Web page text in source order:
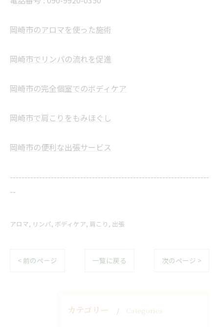
岡崎市のアロマを使った施術
岡崎市でリンパの流れを促進
岡崎市の完全個室でのボディケア
岡崎市で肩こりをもみほぐし
岡崎市の便利な出張サービス
--------------------------------------------------------------------
--
アロマ リンパ ボディケア 肩こり 出張
< 前のページ 一覧に戻る 次のページ >
カテゴリー Categories